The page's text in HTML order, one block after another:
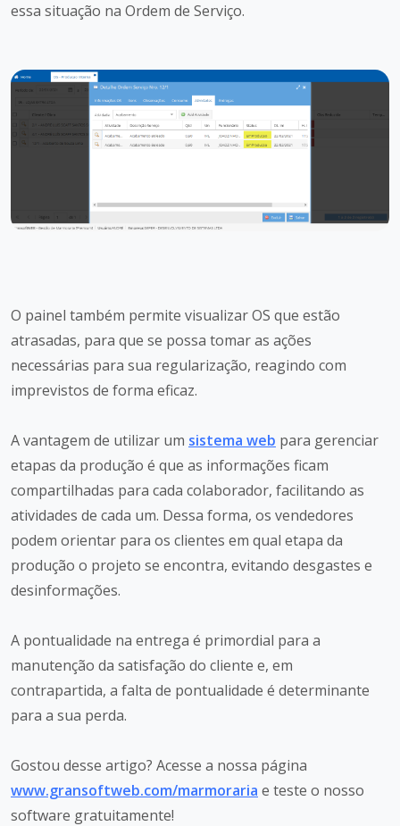
essa situação na Ordem de Serviço.
O painel também permite visualizar OS que estão
atrasadas, para que se possa tomar as ações
necessárias para sua regularização, reagindo com
imprevistos de forma eficaz.
A vantagem de utilizar um sistema web para gerenciar
etapas da produção é que as informações ficam
compartilhadas para cada colaborador, facilitando as
atividades de cada um. Dessa forma, os vendedores
podem orientar para os clientes em qual etapa da
produção o projeto se encontra, evitando desgastes e
desinformações.
A pontualidade na entrega é primordial para a
manutenção da satisfação do cliente e, em
contrapartida, a falta de pontualidade é determinante
para a sua perda.
Gostou desse artigo? Acesse a nossa página
www.gransoftweb.com/marmoraria e teste o nosso
software gratuitamente!